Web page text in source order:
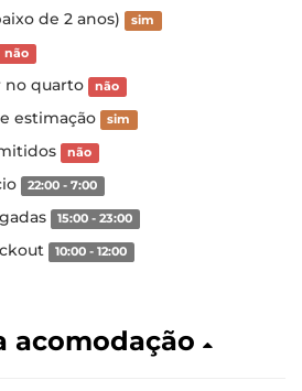
de 2 anos) sim
não
no quarto não
estimação sim
não
22:00 - 7:00
15:00 - 23:00
10:00 - 12:00
acomodação